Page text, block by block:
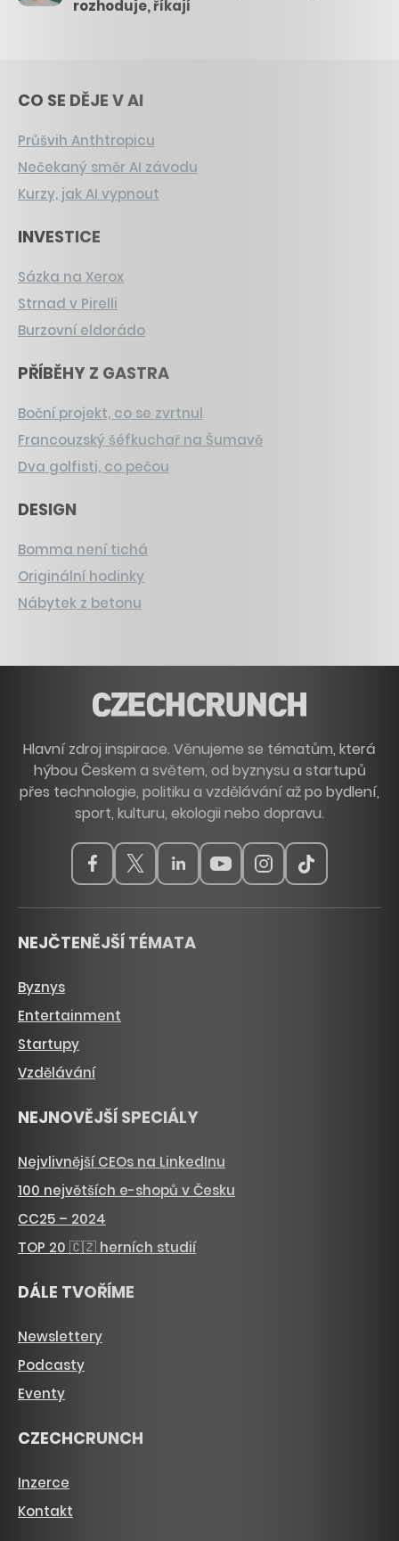
rozhoduje, říkají
CO SE DĚJE V AI
Průšvih Anthtropicu
Nečekaný směr AI závodu
Kurzy, jak AI vypnout
INVESTICE
Sázka na Xerox
Strnad v Pirelli
Burzovní eldorádo
PŘÍBĚHY Z GASTRA
Boční projekt, co se zvrtnul
Francouzský šéfkuchař na Šumavě
Dva golfisti, co pečou
DESIGN
Bomma není tichá
Originální hodinky
Nábytek z betonu
Hlavní zdroj inspirace. Věnujeme se tématům, která
hýbou Českem a světem, od byznysu a startupů
přes technologie, politiku a vzdělávání až po bydlení,
sport, kulturu, ekologii nebo dopravu.
NEJČTENĚJŠÍ TÉMATA
Byznys
Entertainment
Startupy
Vzdělávání
NEJNOVĚJŠÍ SPECIÁLY
Nejvlivnější CEOs na LinkedInu
100 největších e-shopů v Česku
CC25 – 2024
TOP 20 🇨🇿 herních studií
DÁLE TVOŘÍME
Newslettery
Podcasty
Eventy
CZECHCRUNCH
Inzerce
Kontakt